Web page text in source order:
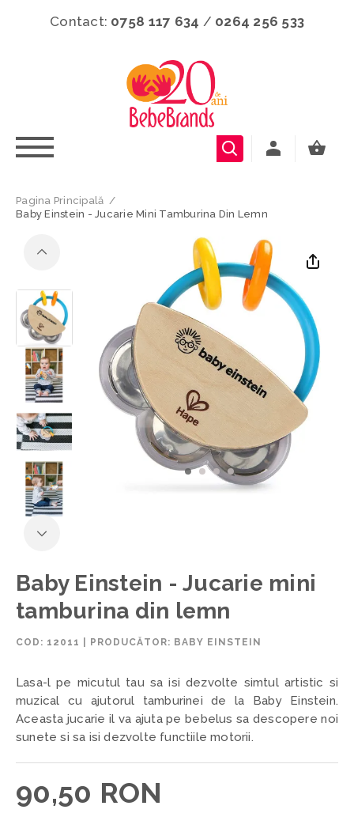
Contact: 0758 117 634 / 0264 256 533
Pagina Principală /
Baby Einstein - Jucarie Mini Tamburina Din Lemn
Baby Einstein - Jucarie mini
tamburina din lemn
COD: 12011 PRODUCĂTOR: BABY EINSTEIN
Lasa-l pe micutul tau sa isi dezvolte simtul artistic si
muzical cu ajutorul tamburinei de la Baby Einstein.
Aceasta jucarie il va ajuta pe bebelus sa descopere noi
sunete si sa isi dezvolte functiile motorii.
90,50 RON